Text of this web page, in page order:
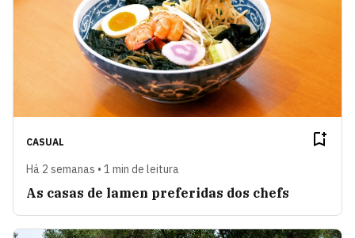
CASUAL
Há 2 semanas • 1 min de leitura
As casas de lamen preferidas dos chefs